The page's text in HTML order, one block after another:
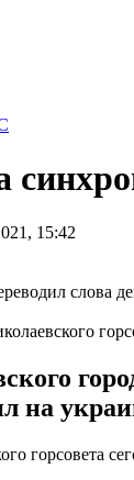
15:42
на
горсовета